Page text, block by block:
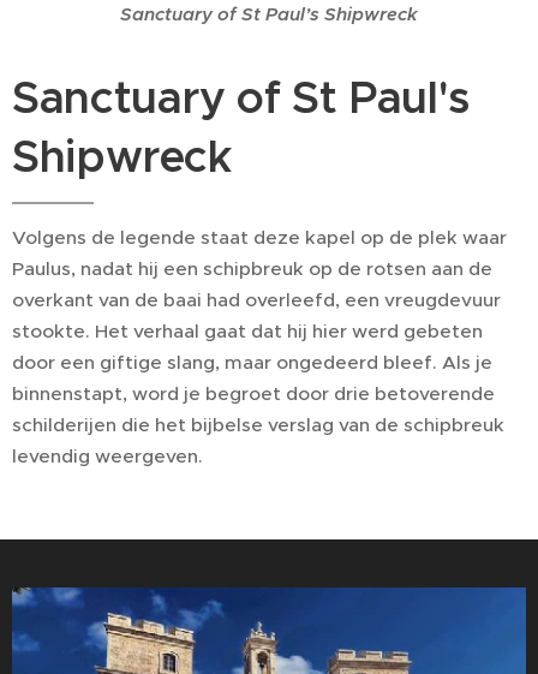
Sanctuary of St Paul’s Shipwreck
Sanctuary of St Paul's
Shipwreck
Volgens de legende staat deze kapel op de plek waar
Paulus, nadat hij een schipbreuk op de rotsen aan de
overkant van de baai had overleefd, een vreugdevuur
stookte. Het verhaal gaat dat hij hier werd gebeten
door een giftige slang, maar ongedeerd bleef. Als je
binnenstapt, word je begroet door drie betoverende
schilderijen die het bijbelse verslag van de schipbreuk
levendig weergeven.